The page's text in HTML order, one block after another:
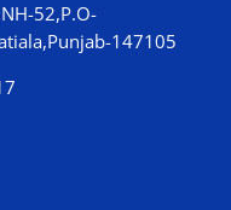
52,P.O-
147105